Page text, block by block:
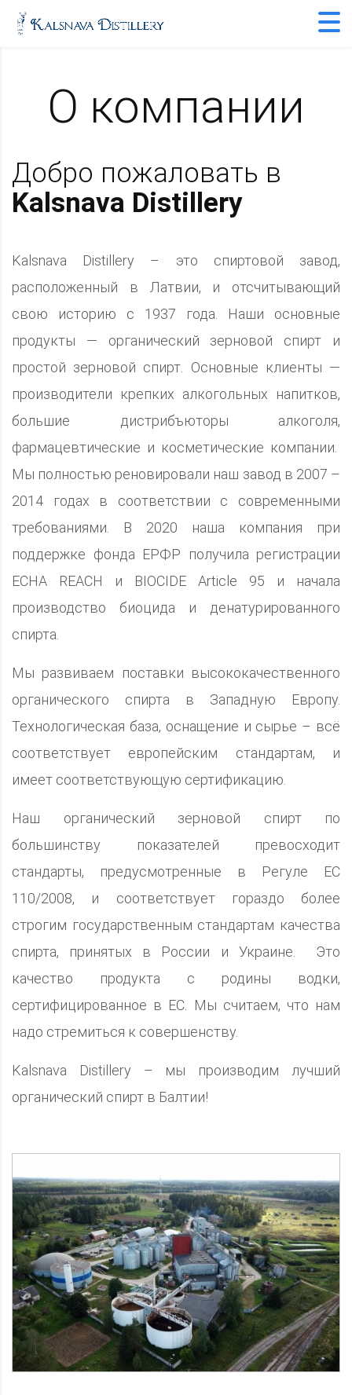
О компании
Добро пожаловать в
Kalsnava Distillery
Kalsnava Distillery – это спиртовой завод,
расположенный в Латвии, и отсчитывающий
свою историю с 1937 года. Наши основные
продукты — органический зерновой спирт и
простой зерновой спирт. Основные клиенты —
производители крепких алкогольных напитков,
большие дистрибъюторы алкоголя,
фармацевтические и косметические компании.
Мы полностью реновировали наш завод в 2007 –
2014 годах в соответствии с современными
требованиями. В 2020 наша компания при
поддержке фонда ЕРФР получила регистрации
ECHA REACH и BIOCIDE Article 95 и начала
производство биоцида и денатурированного
спирта.
Мы развиваем поставки высококачественного
органического спирта в Западную Европу.
Технологическая база, оснащение и сырье – всё
соответствует европейским стандартам, и
имеет соответствующую сертификацию.
Наш органический зерновой спирт по
большинству показателей превосходит
стандарты, предусмотренные в Регуле ЕС
110/2008, и соответствует гораздо более
строгим государственным стандартам качества
спирта, принятых в России и Украине. Это
качество продукта с родины водки,
сертифицированное в ЕС. Мы считаем, что нам
надо стремиться к совершенству.
Kalsnava Distillery – мы производим лучший
органический спирт в Балтии!